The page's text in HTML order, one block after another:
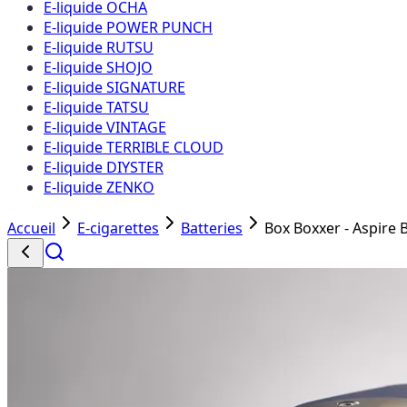
E-liquide OCHA
E-liquide POWER PUNCH
E-liquide RUTSU
E-liquide SHOJO
E-liquide SIGNATURE
E-liquide TATSU
E-liquide VINTAGE
E-liquide TERRIBLE CLOUD
E-liquide DIYSTER
E-liquide ZENKO
Accueil E-cigarettes Batteries Box Boxxer - Aspire